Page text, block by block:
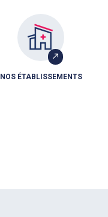
NOS ÉTABLISSEMENTS